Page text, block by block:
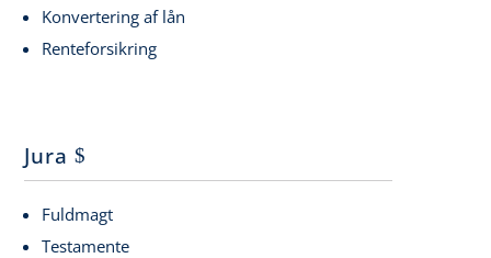
Konvertering af lån
Renteforsikring
Jura
Fuldmagt
Testamente